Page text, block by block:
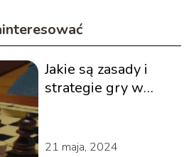
Jakie są zasady i
strategie gry w
21 maja, 2024